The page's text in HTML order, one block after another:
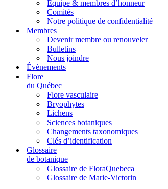
Équipe & membres d’honneur
Comités
Notre politique de confidentialité
Membres
Devenir membre ou renouveler
Bulletins
Nous joindre
Évènements
Flore
du Québec
Flore vasculaire
Bryophytes
Lichens
Sciences botaniques
Changements taxonomiques
Clés d’identification
Glossaire
de botanique
Glossaire de FloraQuebeca
Glossaire de Marie-Victorin